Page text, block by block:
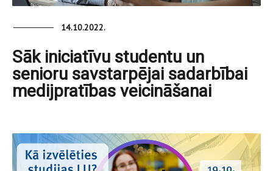
14.10.2022.
Sāk iniciatīvu studentu un
senioru savstarpējai sadarbībai
medijpratības veicināšanai